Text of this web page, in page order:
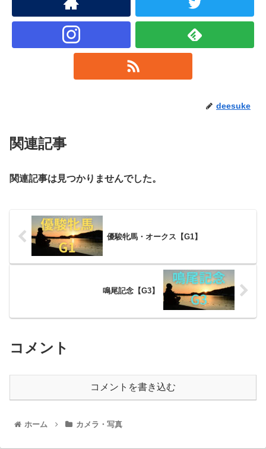
deesuke
関連記事
関連記事は見つかりませんでした。
優駿牝馬・オークス【G1】
鳴尾記念【G3】
コメント
コメントを書き込む
ホーム カメラ・写真